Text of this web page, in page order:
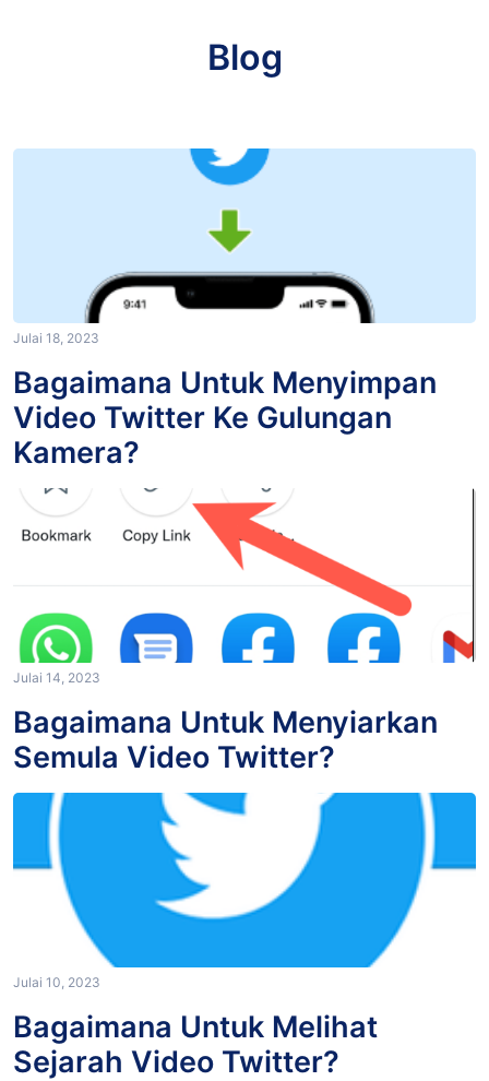
Blog
Julai 18, 2023
Bagaimana Untuk Menyimpan
Video Twitter Ke Gulungan
Kamera?
Julai 14, 2023
Bagaimana Untuk Menyiarkan
Semula Video Twitter?
Julai 10, 2023
Bagaimana Untuk Melihat
Sejarah Video Twitter?